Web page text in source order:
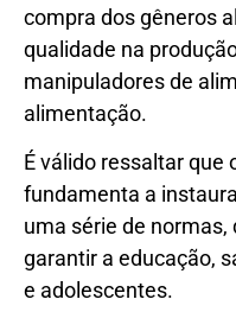
compra dos gêneros
qualidade na
manipuladores de
alimentação.
É válido ressaltar que
fundamenta a
uma série de
garantir a educação,
e adolescentes.